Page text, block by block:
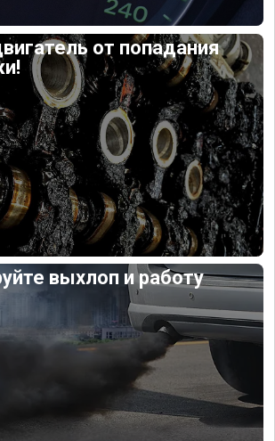
от попадания
выхлоп и работу